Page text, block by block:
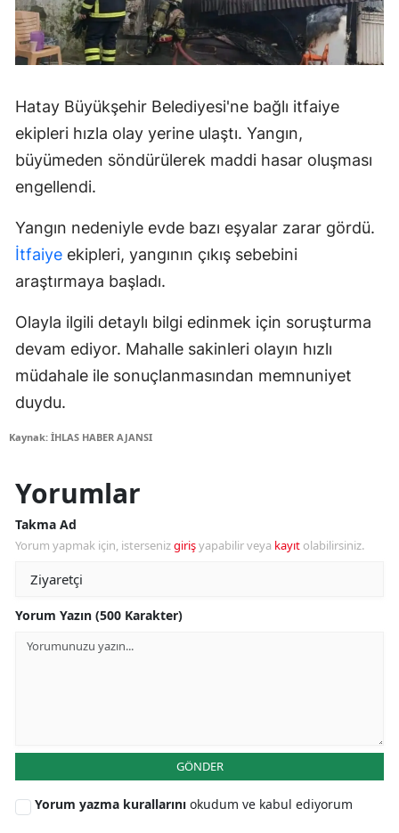
Hatay Büyükşehir Belediyesi'ne bağlı itfaiye
ekipleri hızla olay yerine ulaştı. Yangın,
büyümeden söndürülerek maddi hasar oluşması
engellendi.
Yangın nedeniyle evde bazı eşyalar zarar gördü.
İtfaiye ekipleri, yangının çıkış sebebini
araştırmaya başladı.
Olayla ilgili detaylı bilgi edinmek için soruşturma
devam ediyor. Mahalle sakinleri olayın hızlı
müdahale ile sonuçlanmasından memnuniyet
duydu.
Kaynak: İHLAS HABER AJANSI
Yorumlar
Takma Ad
Yorum yapmak için, istersenizgirişyapabilir veya kayıt olabilirsiniz.
Yorum Yazın (500 Karakter)
GÖNDER
Yorum yazma kurallarını okudum ve kabul ediyorum